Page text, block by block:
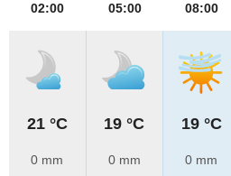
02:00
21 °C
0 mm
05:00
19 °C
0 mm
08:00
19 °C
0 mm